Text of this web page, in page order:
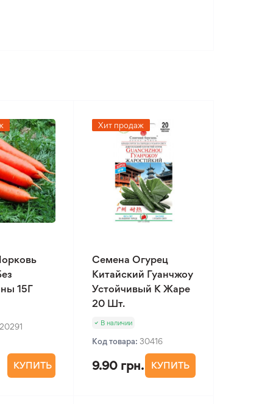
15Г
20291
КУПИТЬ
Хит продаж
Семена Огурец
Китайский Гуанчжоу
Устойчивый К Жаре
20 Шт.
В наличии
Код товара: 30416
9.90 грн. КУПИТЬ